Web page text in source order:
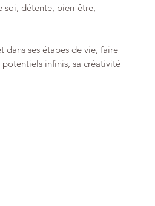
soi, détente, bien-être,
ses étapes de vie, faire
infinis, sa créativité